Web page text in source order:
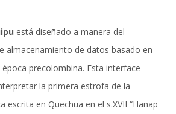
está diseñado a manera del
almacenamiento de datos basado en
precolombina. Esta interface
la primera estrofa de la
escrita en Quechua en el s.XVII “Hanap